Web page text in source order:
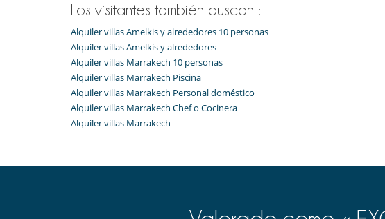
Los visitantes también buscan :
Alquiler villas Amelkis y alrededores 10 personas
Alquiler villas Amelkis y alrededores
Alquiler villas Marrakech 10 personas
Alquiler villas Marrakech Piscina
Alquiler villas Marrakech Personal doméstico
Alquiler villas Marrakech Chef o Cocinera
Alquiler villas Marrakech